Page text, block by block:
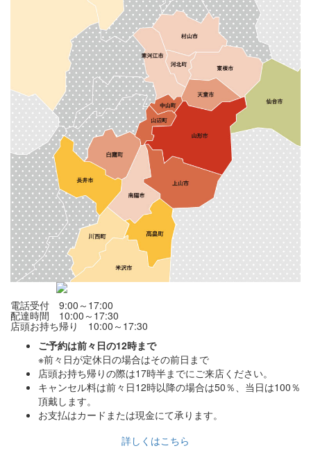
電話受付 9:00～17:00
配達時間 10:00～17:30
店頭お持ち帰り 10:00～17:30
ご予約は前々日の12時まで
※前々日が定休日の場合はその前日まで
店頭お持ち帰りの際は17時半までにご来店ください。
キャンセル料は前々日12時以降の場合は50％、当日は100％
頂戴します。
お支払はカードまたは現金にて承ります。
詳しくはこちら